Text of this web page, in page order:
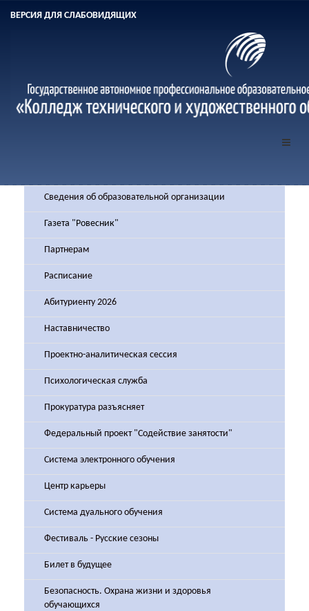
ВЕРСИЯ ДЛЯ СЛАБОВИДЯЩИХ
Сведения об образовательной организации
Газета "Ровесник"
Партнерам
Расписание
Абитуриенту 2026
Наставничество
Проектно-аналитическая сессия
Психологическая служба
Прокуратура разъясняет
Федеральный проект "Содействие занятости"
Система электронного обучения
Центр карьеры
Система дуального обучения
Фестиваль - Русские сезоны
Билет в будущее
Безопасность. Охрана жизни и здоровья
обучающихся